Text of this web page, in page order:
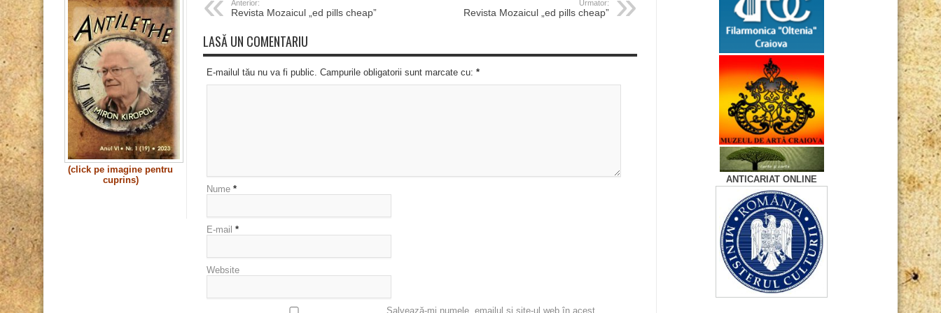
Anterior:
Revista Mozaicul „ed pills cheap”
Urmator:
Revista Mozaicul „ed pills cheap”
LASĂ UN COMENTARIU
E-mailul tău nu va fi public. Campurile obligatorii sunt marcate cu: *
Nume *
E-mail *
Website
Salvează-mi numele, emailul și site-ul web în acest
(click pe imagine pentru
cuprins)
ANTICARIAT ONLINE